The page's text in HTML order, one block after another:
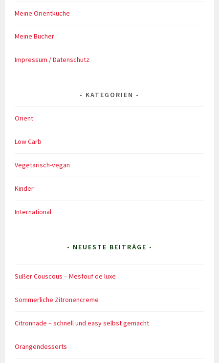
Meine Orientküche
Meine Bücher
Impressum / Datenschutz
KATEGORIEN
Orient
Low Carb
Vegetarisch-vegan
Kinder
International
- NEUESTE BEITRÄGE -
Süßer Couscous – Mesfouf de luxe
Sommerliche Zitronencreme
Citronnade – schnell und easy selbst gemacht
Orangendesserts